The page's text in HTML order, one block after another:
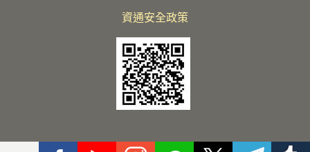
資通安全政策